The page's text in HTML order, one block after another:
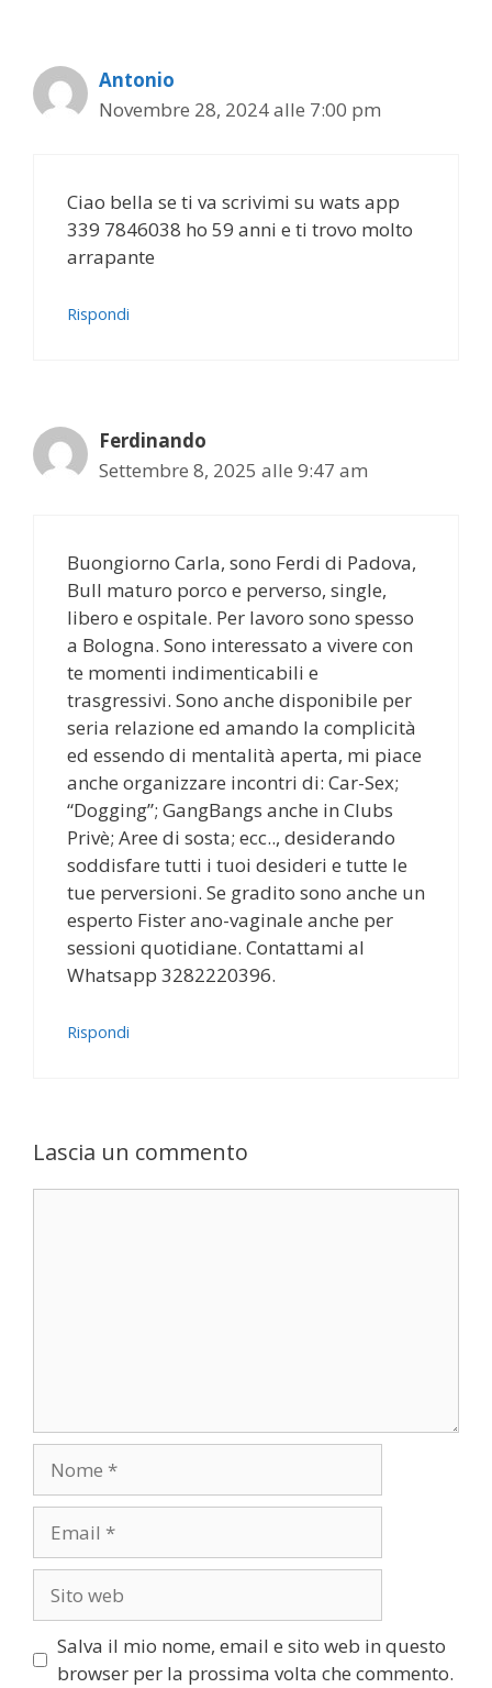
Antonio
Novembre 28, 2024 alle 7:00 pm
Ciao bella se ti va scrivimi su wats app
339 7846038 ho 59 anni e ti trovo molto
arrapante
Rispondi
Ferdinando
Settembre 8, 2025 alle 9:47 am
Buongiorno Carla, sono Ferdi di Padova,
Bull maturo porco e perverso, single,
libero e ospitale. Per lavoro sono spesso
a Bologna. Sono interessato a vivere con
te momenti indimenticabili e
trasgressivi. Sono anche disponibile per
seria relazione ed amando la complicità
ed essendo di mentalità aperta, mi piace
anche organizzare incontri di: Car-Sex;
“Dogging”; GangBangs anche in Clubs
Privè; Aree di sosta; ecc.., desiderando
soddisfare tutti i tuoi desideri e tutte le
tue perversioni. Se gradito sono anche un
esperto Fister ano-vaginale anche per
sessioni quotidiane. Contattami al
Whatsapp 3282220396.
Rispondi
Lascia un commento
web
Salva il mio nome, email e sito web in questo
browser per la prossima volta che commento.